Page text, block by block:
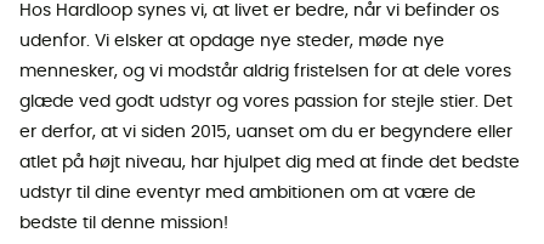
Hos Hardloop synes vi, at livet er bedre, når vi befinder os
udenfor. Vi elsker at opdage nye steder, møde nye
mennesker, og vi modstår aldrig fristelsen for at dele vores
glæde ved godt udstyr og vores passion for stejle stier. Det
er derfor, at vi siden 2015, uanset om du er begyndere eller
atlet på højt niveau, har hjulpet dig med at finde det bedste
udstyr til dine eventyr med ambitionen om at være de
bedste til denne mission!